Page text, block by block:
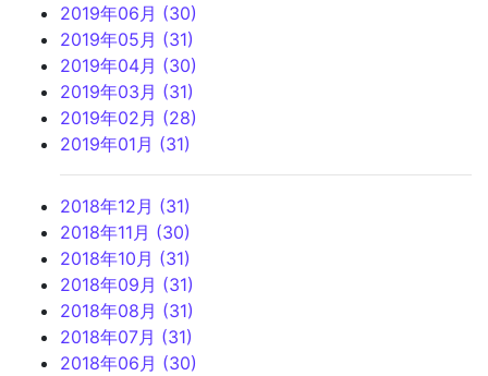
2019年06月 (30)
2019年05月 (31)
2019年04月 (30)
2019年03月 (31)
2019年02月 (28)
2019年01月 (31)
2018年12月 (31)
2018年11月 (30)
2018年10月 (31)
2018年09月 (31)
2018年08月 (31)
2018年07月 (31)
2018年06月 (30)